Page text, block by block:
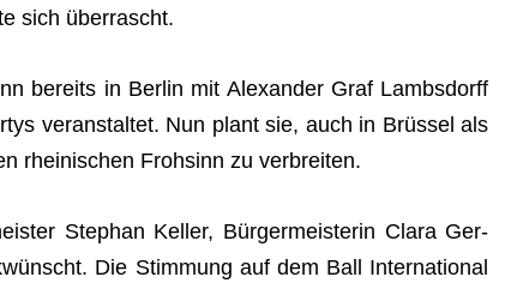
sich überrascht.
bereits in Ber­lin mit Alex­an­der Graf Lamb­s­dorff
ver­an­stal­tet. Nun plant sie, auch in Brüs­sel als
rhei­ni­schen Froh­sinn zu verbreiten.
Ste­phan Kel­ler, Bür­ger­meis­te­rin Clara Ger­
Die Stim­mung auf dem Ball Inter­na­tio­nal